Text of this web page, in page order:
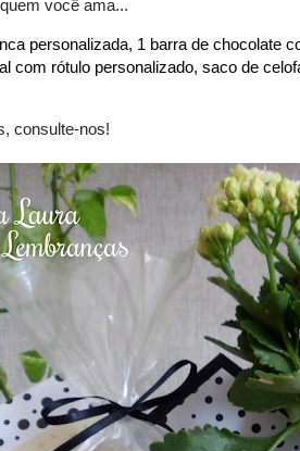
você ama...
personalizada, 1 barra de chocolate
com rótulo personalizado, saco de
consulte-nos!